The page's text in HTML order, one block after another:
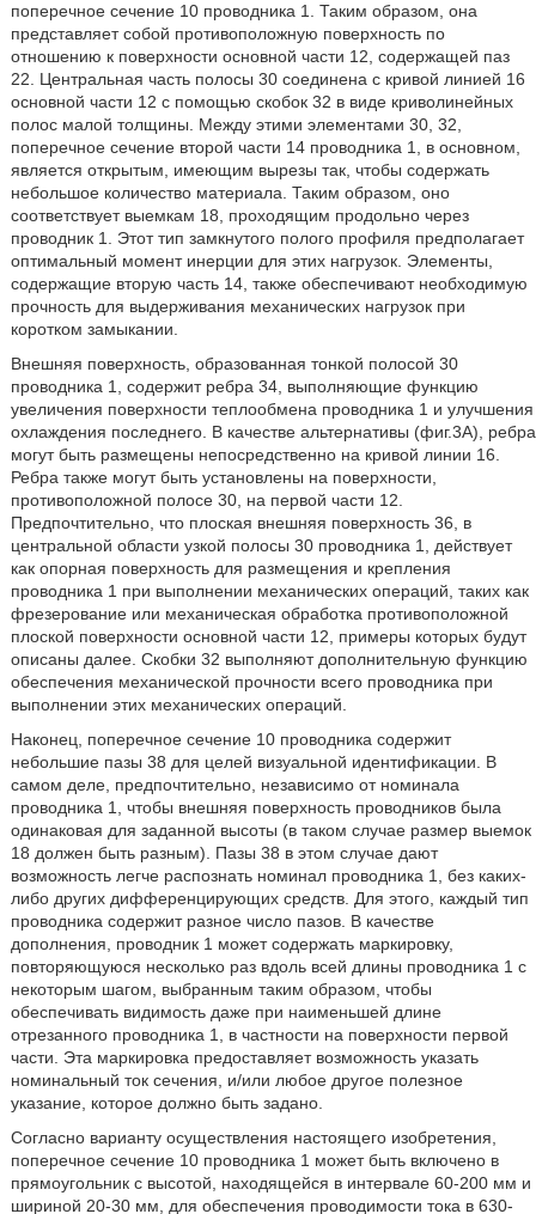
поперечное сечение 10 проводника 1. Таким образом, она
представляет собой противоположную поверхность по
отношению к поверхности основной части 12, содержащей паз
22. Центральная часть полосы 30 соединена с кривой линией 16
основной части 12 с помощью скобок 32 в виде криволинейных
полос малой толщины. Между этими элементами 30, 32,
поперечное сечение второй части 14 проводника 1, в основном,
является открытым, имеющим вырезы так, чтобы содержать
небольшое количество материала. Таким образом, оно
соответствует выемкам 18, проходящим продольно через
проводник 1. Этот тип замкнутого полого профиля предполагает
оптимальный момент инерции для этих нагрузок. Элементы,
содержащие вторую часть 14, также обеспечивают необходимую
прочность для выдерживания механических нагрузок при
коротком замыкании.
Внешняя поверхность, образованная тонкой полосой 30
проводника 1, содержит ребра 34, выполняющие функцию
увеличения поверхности теплообмена проводника 1 и улучшения
охлаждения последнего. В качестве альтернативы (фиг.3А), ребра
могут быть размещены непосредственно на кривой линии 16.
Ребра также могут быть установлены на поверхности,
противоположной полосе 30, на первой части 12.
Предпочтительно, что плоская внешняя поверхность 36, в
центральной области узкой полосы 30 проводника 1, действует
как опорная поверхность для размещения и крепления
проводника 1 при выполнении механических операций, таких как
фрезерование или механическая обработка противоположной
плоской поверхности основной части 12, примеры которых будут
описаны далее. Скобки 32 выполняют дополнительную функцию
обеспечения механической прочности всего проводника при
выполнении этих механических операций.
Наконец, поперечное сечение 10 проводника содержит
небольшие пазы 38 для целей визуальной идентификации. В
самом деле, предпочтительно, независимо от номинала
проводника 1, чтобы внешняя поверхность проводников была
одинаковая для заданной высоты (в таком случае размер выемок
18 должен быть разным). Пазы 38 в этом случае дают
возможность легче распознать номинал проводника 1, без каких-
либо других дифференцирующих средств. Для этого, каждый тип
проводника содержит разное число пазов. В качестве
дополнения, проводник 1 может содержать маркировку,
повторяющуюся несколько раз вдоль всей длины проводника 1 с
некоторым шагом, выбранным таким образом, чтобы
обеспечивать видимость даже при наименьшей длине
отрезанного проводника 1, в частности на поверхности первой
части. Эта маркировка предоставляет возможность указать
номинальный ток сечения, и/или любое другое полезное
указание, которое должно быть задано.
Согласно варианту осуществления настоящего изобретения,
поперечное сечение 10 проводника 1 может быть включено в
прямоугольник с высотой, находящейся в интервале 60-200 мм и
шириной 20-30 мм, для обеспечения проводимости тока в 630-